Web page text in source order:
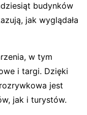
budynków
jak wyglądała
w tym
i targi. Dzięki
jest
jak i turystów.